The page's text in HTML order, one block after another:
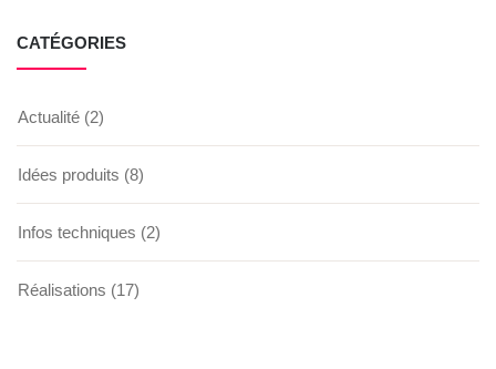
CATÉGORIES
Actualité (2)
Idées produits (8)
Infos techniques (2)
Réalisations (17)